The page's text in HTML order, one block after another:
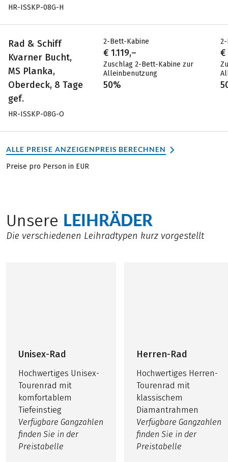
HR-ISSKP-08G-H
Rad & Schiff
Kvarner Bucht,
MS Planka,
Oberdeck, 8 Tage
gef.
HR-ISSKP-08G-O
2-Bett-Kabine
€ 1.119,–
Zuschlag 2-Bett-Kabine zur
Alleinbenutzung
50%
€
ALLE PREISE ANZEIGENPREIS BERECHNEN
Preise pro Person in EUR
Unsere LEIHRÄDER
Die verschiedenen Leihradtypen kurz vorgestellt
Unisex-Rad
Hochwertiges Unisex-
Tourenrad mit
komfortablem
Tiefeinstieg
Verfügbare Gangzahlen
finden Sie in der
Preistabelle
Herren-Rad
Hochwertiges Herren-
Tourenrad mit
klassischem
Diamantrahmen
Verfügbare Gangzahlen
finden Sie in der
Preistabelle